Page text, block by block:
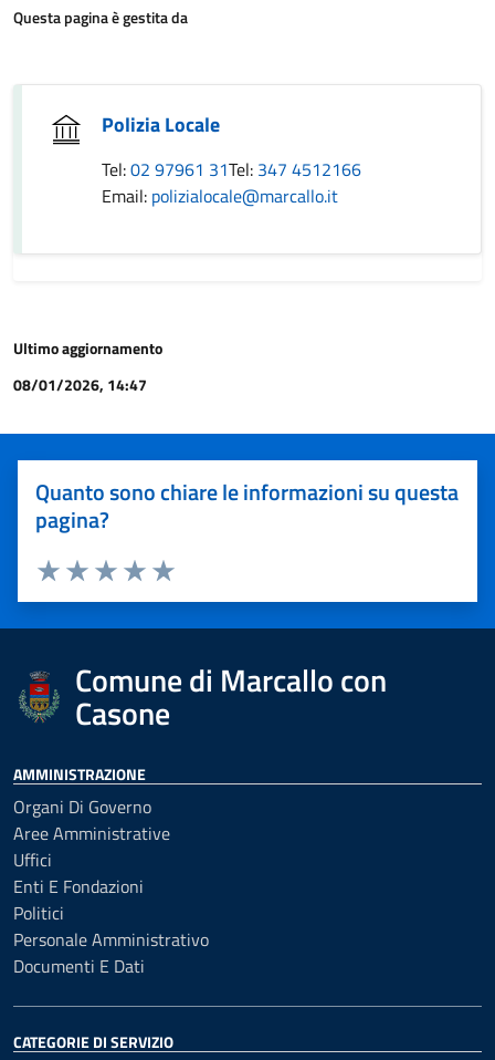
Questa pagina è gestita da
Polizia Locale
Tel:02 97961 31Tel: 347 4512166
Email: polizialocale@marcallo.it
Ultimo aggiornamento
08/01/2026, 14:47
Quanto sono chiare le informazioni su questa
pagina?
Valuta 5 stelle su 5
Valuta 4 stelle su 5
Valuta 3 stelle su 5
Valuta 2 stelle su 5
Valuta 1 stelle su 5
Comune di Marcallo con
Casone
AMMINISTRAZIONE
Organi Di Governo
Aree Amministrative
Uffici
Enti E Fondazioni
Politici
Personale Amministrativo
Documenti E Dati
CATEGORIE DI SERVIZIO